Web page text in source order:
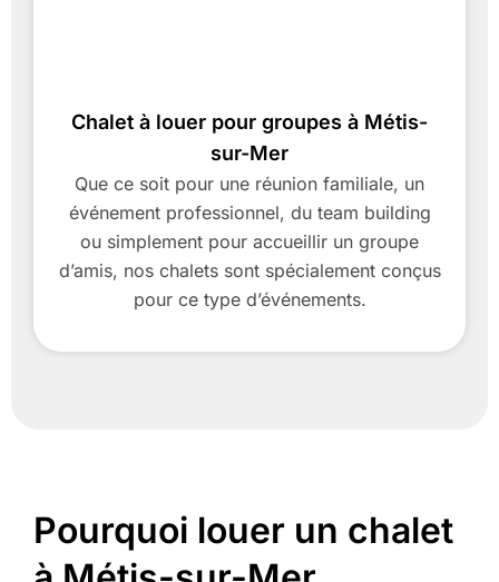
Chalet à louer pour groupes à Métis-
sur-Mer
Que ce soit pour une réunion familiale, un
événement professionnel, du team building
ou simplement pour accueillir un groupe
d’amis, nos chalets sont spécialement conçus
pour ce type d’événements.
Pourquoi louer un chalet